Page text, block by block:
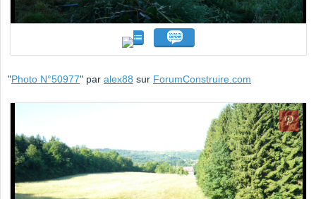
"Photo N°50977" par alex88 sur ForumConstruire.com